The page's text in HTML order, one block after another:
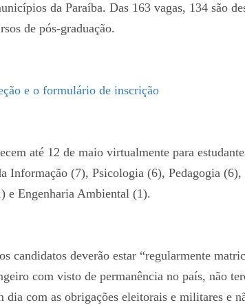
da Paraíba. Das 163 vagas, 134 são
de pós-graduação.
e o formulário de inscrição
até 12 de maio virtualmente para
Informação (7), Psicologia (6), Pedagogia
e Engenharia Ambiental (1).
candidatos deverão estar “regularmente
com visto de permanência no país, não
dia com as obrigações eleitorais e militares e